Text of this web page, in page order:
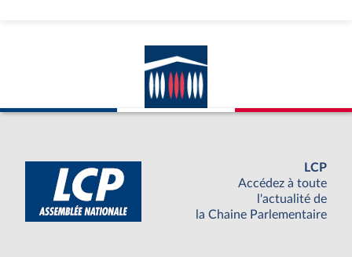
LCP
Accédez à toute
l'actualité de
la Chaine Parlementaire